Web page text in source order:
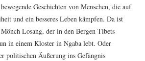
Geschichten von Menschen, die auf
und ein besseres Leben kämpfen. Da ist
Losang, der in den Bergen Tibets
in einem Kloster in Ngaba lebt. Oder
politischen Äußerung ins Gefängnis